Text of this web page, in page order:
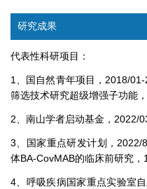
研究成果
代表性科研项目：
1、国自然青年项目，2018/
筛选技术研究超级增强子功能
2、南山学者启动基金，2022/
3、国家重点研发计划，
体BA-CovMAB的临床前研究
4、呼吸疾病国家重点实验室